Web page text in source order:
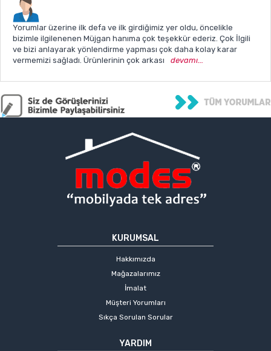
Yorumlar üzerine ilk defa ve ilk girdiğimiz yer oldu, öncelikle
bizimle ilgilenenen Müjgan hanıma çok teşekkür ederiz. Çok İlgili
ve bizi anlayarak yönlendirme yapması çok daha kolay karar
vermemizi sağladı. Ürünlerinin çok arkası
devamı...
KURUMSAL
Hakkımızda
Mağazalarımız
İmalat
Müşteri Yorumları
Sıkça Sorulan Sorular
YARDIM